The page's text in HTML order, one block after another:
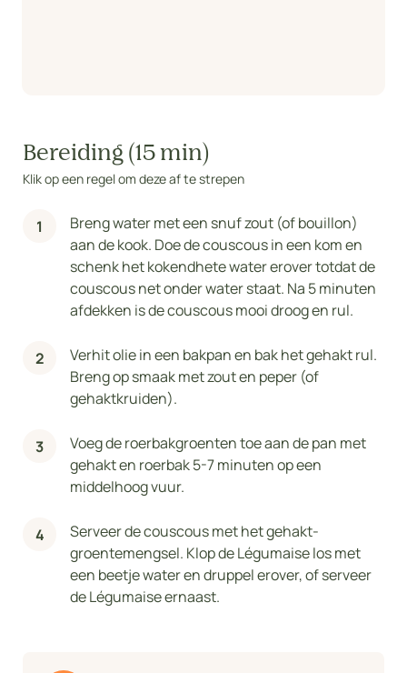
Bereiding (15 min)
Klik op een regel om deze af te strepen
Breng water met een snuf zout (of bouillon)
aan de kook. Doe de couscous in een kom en
schenk het kokendhete water erover totdat de
couscous net onder water staat. Na 5 minuten
afdekken is de couscous mooi droog en rul.
Verhit olie in een bakpan en bak het gehakt rul.
Breng op smaak met zout en peper (of
gehaktkruiden).
Voeg de roerbakgroenten toe aan de pan met
gehakt en roerbak 5-7 minuten op een
middelhoog vuur.
Serveer de couscous met het gehakt-
groentemengsel. Klop de Légumaise los met
een beetje water en druppel erover, of serveer
de Légumaise ernaast.